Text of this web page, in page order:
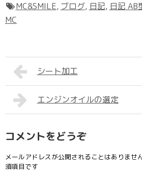
MC&SMILE, ブログ, 日記, 日記 AB
MC
シート加工
エンジンオイルの選定
コメントをどうぞ
メールアドレスが公開されることはありません
須項目です